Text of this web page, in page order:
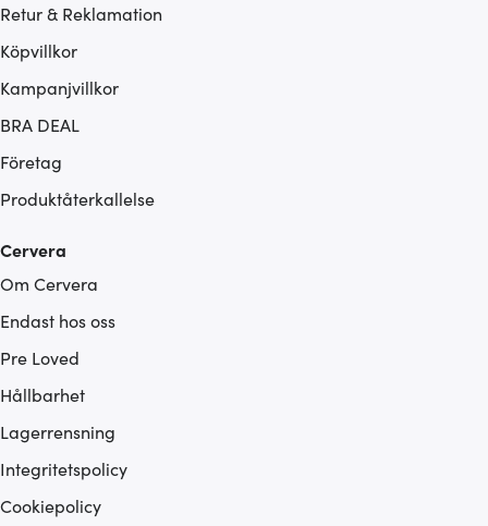
Retur & Reklamation
Köpvillkor
Kampanjvillkor
BRA DEAL
Företag
Produktåterkallelse
Cervera
Om Cervera
Endast hos oss
Pre Loved
Hållbarhet
Lagerrensning
Integritetspolicy
Cookiepolicy